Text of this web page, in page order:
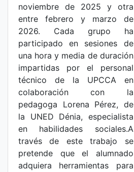
noviembre de 2025 y otra
entre febrero y marzo de
2026. Cada grupo ha
participado en sesiones de
una hora y media de duración
impartidas por el personal
técnico de la UPCCA en
colaboración con la
pedagoga Lorena Pérez, de
la UNED Dénia, especialista
en habilidades sociales.A
través de este trabajo se
pretende que el alumnado
adquiera herramientas para